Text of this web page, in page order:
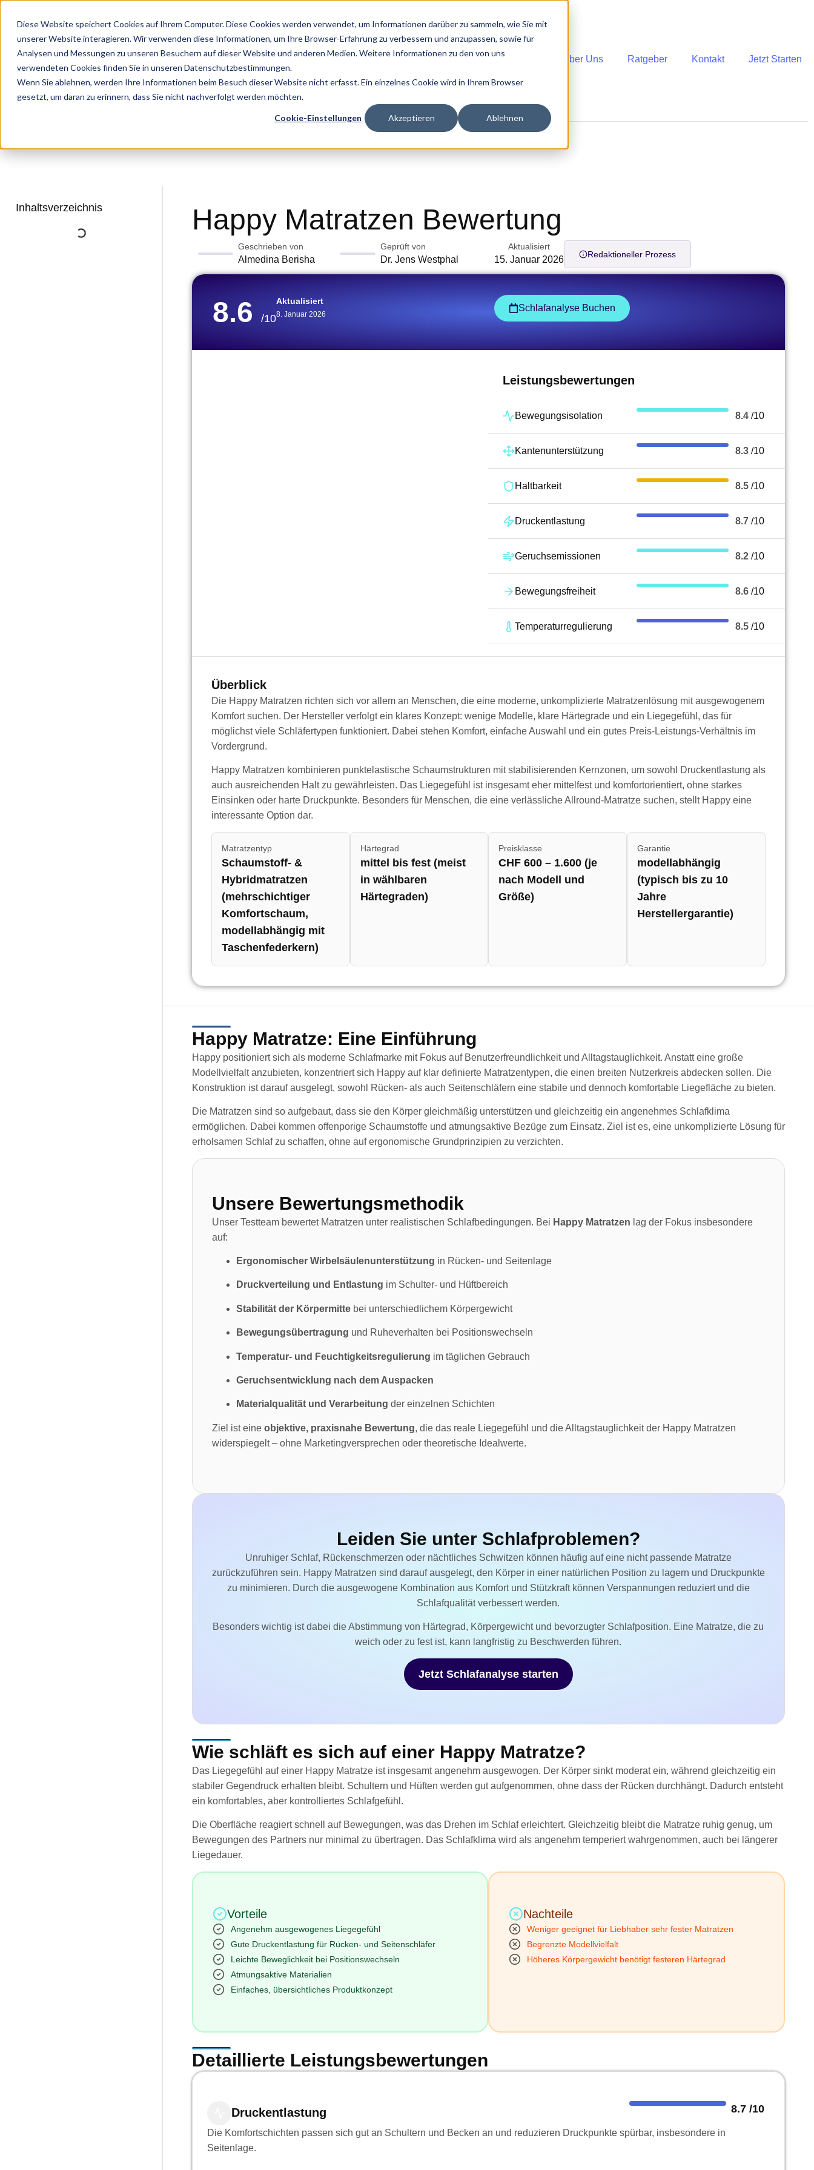
Diese Website speichert Cookies auf Ihrem Computer. Diese Cookies werden verwendet, um Informationen darüber zu sammeln, wie Sie mit
unserer Website interagieren. Wir verwenden diese Informationen, um Ihre Browser-Erfahrung zu verbessern und anzupassen, sowie für
Analysen und Messungen zu unseren Besuchern auf dieser Website und anderen Medien. Weitere Informationen zu den von uns
verwendeten Cookies finden Sie in unseren Datenschutzbestimmungen.
Wenn Sie ablehnen, werden Ihre Informationen beim Besuch dieser Website nicht erfasst. Ein einzelnes Cookie wird in Ihrem Browser
gesetzt, um daran zu erinnern, dass Sie nicht nachverfolgt werden möchten.
Cookie-Einstellungen Akzeptieren Ablehnen
Über Uns Ratgeber Kontakt Jetzt Starten
Huesler nest matratzen
Inhaltsverzeichnis Happy Matratzen Bewertung
Geschrieben von
Almedina Berisha
Geprüft von
Dr. Jens Westphal
Aktualisiert
15. Januar 2026 Redaktioneller Prozess
8.6 /10
Aktualisiert
8. Januar 2026
Schlafanalyse Buchen
Leistungsbewertungen
Bewegungsisolation 8.4 /10
Kantenunterstützung 8.3 /10
Haltbarkeit 8.5 /10
Druckentlastung 8.7 /10
Geruchsemissionen 8.2 /10
Bewegungsfreiheit 8.6 /10
Temperaturregulierung 8.5 /10
Überblick
Die Happy Matratzen richten sich vor allem an Menschen, die eine moderne, unkomplizierte Matratzenlösung mit ausgewogenem
Komfort suchen. Der Hersteller verfolgt ein klares Konzept: wenige Modelle, klare Härtegrade und ein Liegegefühl, das für
möglichst viele Schläfertypen funktioniert. Dabei stehen Komfort, einfache Auswahl und ein gutes Preis-Leistungs-Verhältnis im
Vordergrund.
Happy Matratzen kombinieren punktelastische Schaumstrukturen mit stabilisierenden Kernzonen, um sowohl Druckentlastung als
auch ausreichenden Halt zu gewährleisten. Das Liegegefühl ist insgesamt eher mittelfest und komfortorientiert, ohne starkes
Einsinken oder harte Druckpunkte. Besonders für Menschen, die eine verlässliche Allround-Matratze suchen, stellt Happy eine
interessante Option dar.
Matratzentyp
Schaumstoff- &
Hybridmatratzen
(mehrschichtiger
Komfortschaum,
modellabhängig mit
Taschenfederkern)
Härtegrad
mittel bis fest (meist
in wählbaren
Härtegraden)
Preisklasse
CHF 600 – 1.600 (je
nach Modell und
Größe)
Garantie
modellabhängig
(typisch bis zu 10
Jahre
Herstellergarantie)
Happy Matratze: Eine Einführung
Happy positioniert sich als moderne Schlafmarke mit Fokus auf Benutzerfreundlichkeit und Alltagstauglichkeit. Anstatt eine große
Modellvielfalt anzubieten, konzentriert sich Happy auf klar definierte Matratzentypen, die einen breiten Nutzerkreis abdecken sollen. Die
Konstruktion ist darauf ausgelegt, sowohl Rücken- als auch Seitenschläfern eine stabile und dennoch komfortable Liegefläche zu bieten.
Die Matratzen sind so aufgebaut, dass sie den Körper gleichmäßig unterstützen und gleichzeitig ein angenehmes Schlafklima
ermöglichen. Dabei kommen offenporige Schaumstoffe und atmungsaktive Bezüge zum Einsatz. Ziel ist es, eine unkomplizierte Lösung für
erholsamen Schlaf zu schaffen, ohne auf ergonomische Grundprinzipien zu verzichten.
Unsere Bewertungsmethodik
Unser Testteam bewertet Matratzen unter realistischen Schlafbedingungen. Bei Happy Matratzen lag der Fokus insbesondere
auf:
Ergonomischer Wirbelsäulenunterstützung in Rücken- und Seitenlage
Druckverteilung und Entlastung im Schulter- und Hüftbereich
Stabilität der Körpermittebei unterschiedlichem Körpergewicht
Bewegungsübertragung und Ruheverhalten bei Positionswechseln
Temperatur- und Feuchtigkeitsregulierung im täglichen Gebrauch
Geruchsentwicklung nach dem Auspacken
Materialqualität und Verarbeitung der einzelnen Schichten
Ziel ist eine objektive, praxisnahe Bewertung, die das reale Liegegefühl und die Alltagstauglichkeit der Happy Matratzen
widerspiegelt – ohne Marketingversprechen oder theoretische Idealwerte.
Leiden Sie unter Schlafproblemen?
Unruhiger Schlaf, Rückenschmerzen oder nächtliches Schwitzen können häufig auf eine nicht passende Matratze
zurückzuführen sein. Happy Matratzen sind darauf ausgelegt, den Körper in einer natürlichen Position zu lagern und Druckpunkte
zu minimieren. Durch die ausgewogene Kombination aus Komfort und Stützkraft können Verspannungen reduziert und die
Schlafqualität verbessert werden.
Besonders wichtig ist dabei die Abstimmung von Härtegrad, Körpergewicht und bevorzugter Schlafposition. Eine Matratze, die zu
weich oder zu fest ist, kann langfristig zu Beschwerden führen.
Jetzt Schlafanalyse starten
Wie schläft es sich auf einer Happy Matratze?
Das Liegegefühl auf einer Happy Matratze ist insgesamt angenehm ausgewogen. Der Körper sinkt moderat ein, während gleichzeitig ein
stabiler Gegendruck erhalten bleibt. Schultern und Hüften werden gut aufgenommen, ohne dass der Rücken durchhängt. Dadurch entsteht
ein komfortables, aber kontrolliertes Schlafgefühl.
Die Oberfläche reagiert schnell auf Bewegungen, was das Drehen im Schlaf erleichtert. Gleichzeitig bleibt die Matratze ruhig genug, um
Bewegungen des Partners nur minimal zu übertragen. Das Schlafklima wird als angenehm temperiert wahrgenommen, auch bei längerer
Liegedauer.
Vorteile
Angenehm ausgewogenes Liegegefühl
Gute Druckentlastung für Rücken- und Seitenschläfer
Leichte Beweglichkeit bei Positionswechseln
Atmungsaktive Materialien
Einfaches, übersichtliches Produktkonzept
Nachteile
Weniger geeignet für Liebhaber sehr fester Matratzen
Begrenzte Modellvielfalt
Höheres Körpergewicht benötigt festeren Härtegrad
Detaillierte Leistungsbewertungen
Druckentlastung 8.7/10
Die Komfortschichten passen sich gut an Schultern und Becken an und reduzieren Druckpunkte spürbar, insbesondere in
Seitenlage.